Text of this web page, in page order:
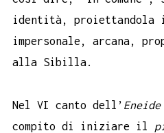
identità, proiettandola
impersonale, arcana,
alla Sibilla.
Nel VI canto dell’ Eneide
compito di iniziare il